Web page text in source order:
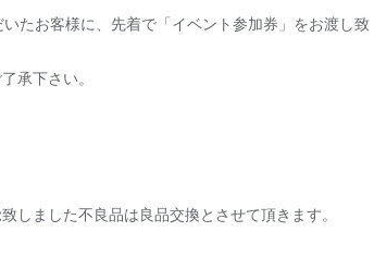
たお客様に、先着で「イベント参加券」をお渡し致
承下さい。
ました不良品は良品交換とさせて頂きます。